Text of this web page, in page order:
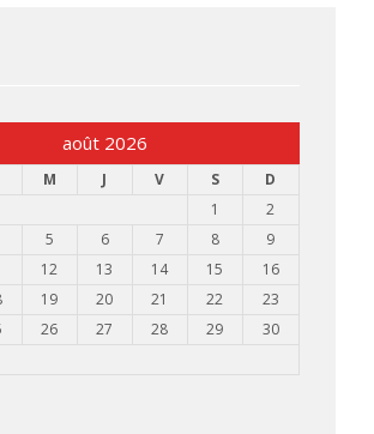
août 2026
M J V S
D
1
2
5 6 7 8
9
12 13 14 15
16
19 20 21 22
23
26 27 28 29
30